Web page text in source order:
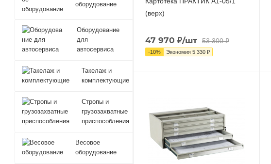
(верх)
47 970 ₽/шт 53 300₽
-10% Экономия 5 330 ₽
оборудование
Оборудование
для
автосервиса
Такелаж и
комплектующие
Стропы и
грузозахватные
приспособления
Весовое
оборудование